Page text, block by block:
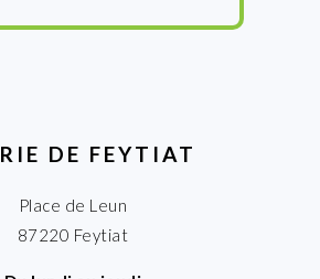
DE FEYTIAT
Place de Leun
87220 Feytiat